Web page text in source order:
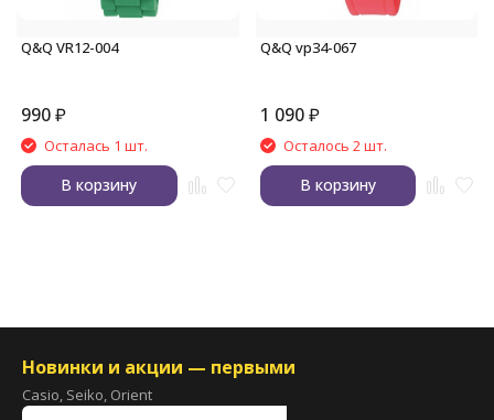
Q&Q VR12-004
990₽
Осталась 1 шт.
В корзину
Q&Q vp34-067
1 090 ₽
Осталось 2 шт.
В корзину
Новинки и акции — первыми
Casio, Seiko, Orient